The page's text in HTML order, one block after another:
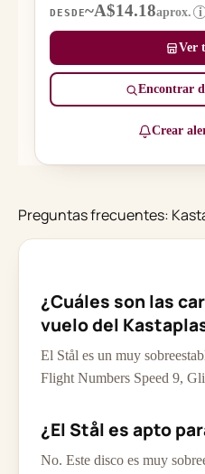
DESDE~A$14.18aprox. i
Ver
Encontrar
Crear
Preguntas frecuentes:
¿Cuáles son las
vuelo del
El Stål es un muy
Flight Numbers Speed 9,
¿El Stål es apto
No. Este disco es muy